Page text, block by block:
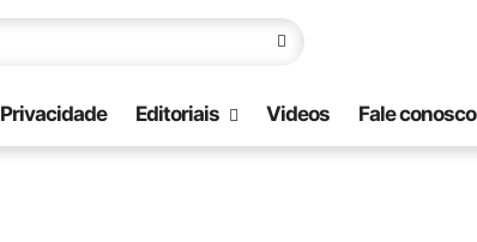
Privacidade Editoriais Videos Fale conosco